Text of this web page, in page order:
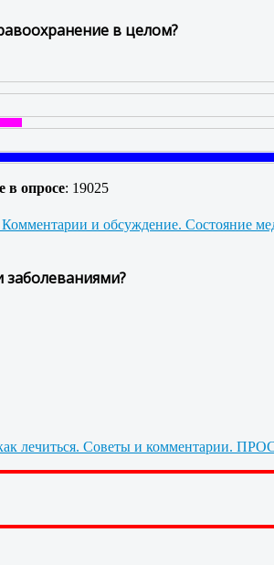
в целом?
в опросе: 19025
Состояние
заболеваниями?